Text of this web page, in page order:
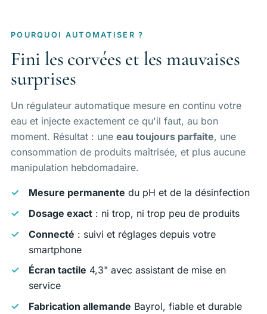
À propos
Régions
Contact
FR ENDE
POURQUOI AUTOMATISER ?
Fini les corvées et les mauvaises
surprises
Un régulateur automatique mesure en continu votre
eau et injecte exactement ce qu'il faut, au bon
moment. Résultat : une eau toujours parfaite, une
consommation de produits maîtrisée, et plus aucune
manipulation hebdomadaire.
Mesure permanente du pH et de la désinfection
Dosage exact : ni trop, ni trop peu de produits
Connecté : suivi et réglages depuis votre
smartphone
Écran tactile 4,3" avec assistant de mise en
service
Fabrication allemande Bayrol, fiable et durable